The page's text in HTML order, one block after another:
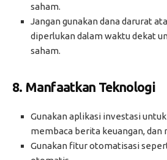
saham.
Jangan gunakan dana darurat
diperlukan dalam waktu dekat
saham.
8. Manfaatkan Teknologi
Gunakan aplikasi investasi
membaca berita keuangan, dan
Gunakan fitur otomatisasi